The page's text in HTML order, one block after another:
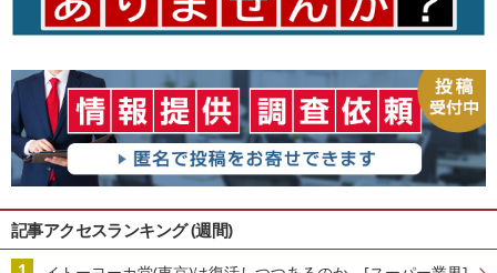
記事アクセスランキング (週間)